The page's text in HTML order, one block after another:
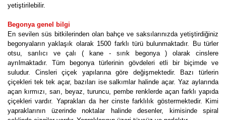
yetiştirilebilir.
Begonya genel bilgi
En sevilen süs bitkilerinden olan bahçe ve saksılarınızda yetiştirdiğiniz
begonyaların yaklaşık olarak 1500 farklı türü bulunmaktadır. Bu türler
otsu, sarılıcı ve çalı ( kane - sırık begonya ) olarak cinslere
ayrılmaktadır. Tüm begonya türlerinin gövdeleri etli bir biçimde ve
suludur. Cinsleri çiçek yapılarına göre değişmektedir. Bazı türlerin
çiçekleri tek tek açar, bazıları ise salkımlar halinde açar. Yaz aylarında
açan kırmızı, sarı, beyaz, turuncu, pembe renklerde açan farklı yapıda
çiçekleri vardır. Yaprakları da her cinste farklılık göstermektedir. Kimi
yapraklarının üzerinde noktalar halinde desenler, kimisinde spiral